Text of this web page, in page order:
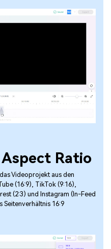
Ratio
Videoprojekt aus den
(16:9), TikTok (9:16),
(2:3) und Instagram (In-Feed
Seitenverhältnis 16:9